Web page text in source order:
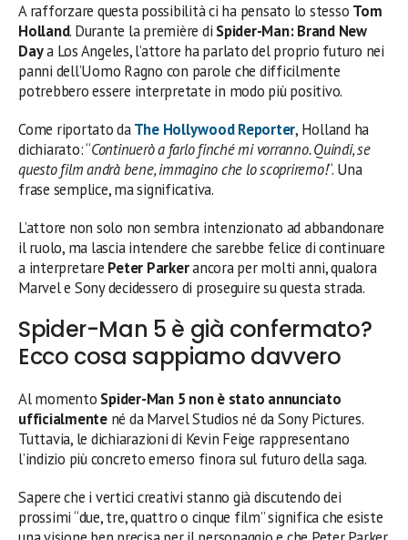
A rafforzare questa possibilità ci ha pensato lo stesso Tom
Holland. Durante la première di Spider-Man: Brand New
Daya Los Angeles, l’attore ha parlato del proprio futuro nei
panni dell’Uomo Ragno con parole che difficilmente
potrebbero essere interpretate in modo più positivo.
Come riportato daThe Hollywood Reporter, Holland ha
dichiarato: “Continuerò a farlo finché mi vorranno. Quindi, se
questo film andrà bene, immagino che lo scopriremo!“. Una
frase semplice, ma significativa.
L’attore non solo non sembra intenzionato ad abbandonare
il ruolo, ma lascia intendere che sarebbe felice di continuare
a interpretare Peter Parkerancora per molti anni, qualora
Marvel e Sony decidessero di proseguire su questa strada.
Spider-Man 5 è già confermato?
Ecco cosa sappiamo davvero
Al momento Spider-Man 5 non è stato annunciato
ufficialmentené da Marvel Studios né da Sony Pictures.
Tuttavia, le dichiarazioni di Kevin Feige rappresentano
l’indizio più concreto emerso finora sul futuro della saga.
Sapere che i vertici creativi stanno già discutendo dei
prossimi “due, tre, quattro o cinque film” significa che esiste